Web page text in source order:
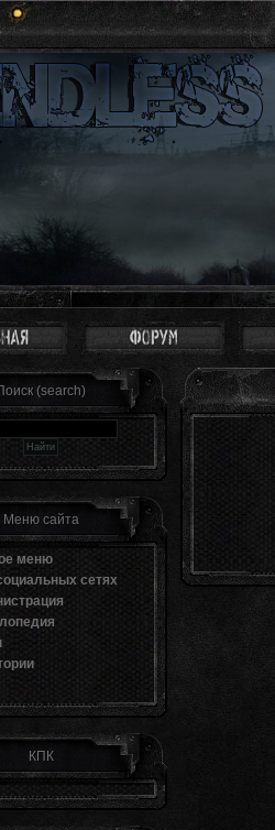
Здесь ты сам себе хозяин, ты
(search)
Меню сайта
меню
сетях
КПК